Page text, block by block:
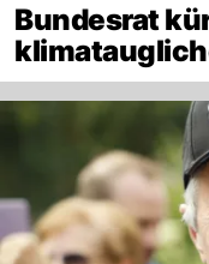
Bundesrat